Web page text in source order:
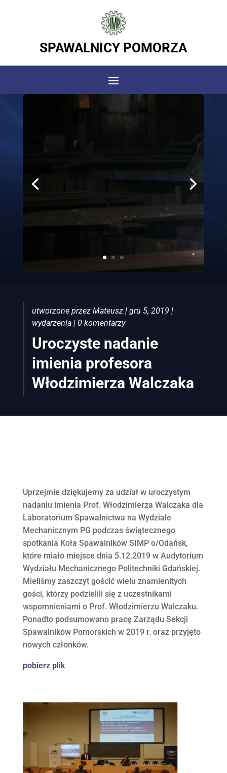
SPAWALNICY POMORZA
utworzone przez Mateusz| gru 5, 2019 |
wydarzenia| 0 komentarzy
Uroczyste nadanie
imienia profesora
Włodzimierza Walczaka
Uprzejmie dziękujemy za udział w uroczystym
nadaniu imienia Prof. Włodzimierza Walczaka dla
Laboratorium Spawalnictwa na Wydziale
Mechanicznym PG podczas świątecznego
spotkania Koła Spawalników SIMP o/Gdańsk,
które miało miejsce dnia 5.12.2019 w Audytorium
Wydziału Mechanicznego Politechniki Gdańskiej.
Mieliśmy zaszczyt gościć wielu znamienitych
gości, którzy podzielili się z uczestnikami
wspomnieniami o Prof. Włodzimierzu Walczaku.
Ponadto podsumowano pracę Zarządu Sekcji
Spawalników Pomorskich w 2019 r. oraz przyjęto
nowych członków.
pobierz plik